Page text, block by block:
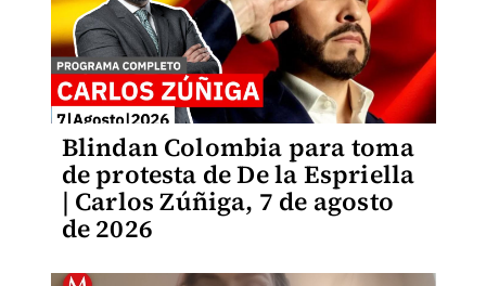
Blindan Colombia para toma
de protesta de De la Espriella
| Carlos Zúñiga, 7 de agosto
de 2026